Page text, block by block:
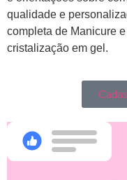
qualidade e
completa de Manicure
cristalização em gel.